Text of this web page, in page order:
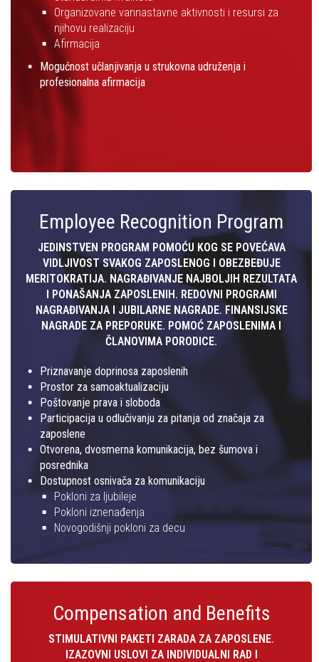
Organizovane vannastavne aktivnosti i resursi za
njihovu realizaciju
Afirmacija
Mogućnost učlanjivanja u strukovna udruženja i
profesionalna afirmacija
Employee Recognition Program
JEDINSTVEN PROGRAM POMOĆU KOG SE POVEĆAVA
VIDLJIVOST SVAKOG ZAPOSLENOG I OBEZBEĐUJE
MERITOKRATIJA. NAGRAĐIVANJE NAJBOLJIH REZULTATA
I PONAŠANJA ZAPOSLENIH. REDOVNI PROGRAMI
NAGRAĐIVANJA I JUBILARNE NAGRADE. FINANSIJSKE
NAGRADE ZA PREPORUKE. POMOĆ ZAPOSLENIMA I
ČLANOVIMA PORODICE.
Priznavanje doprinosa zaposlenih
Prostor za samoaktualizaciju
Poštovanje prava i sloboda
Participacija u odlučivanju za pitanja od značaja za
zaposlene
Otvorena, dvosmerna komunikacija, bez šumova i
posrednika
Dostupnost osnivača za komunikaciju
Pokloni za ljubileje
Pokloni iznenađenja
Novogodišnji pokloni za decu
Compensation and Benefits
STIMULATIVNI PAKETI ZARADA ZA ZAPOSLENE.
IZAZOVNI USLOVI ZA INDIVIDUALNI RAD I